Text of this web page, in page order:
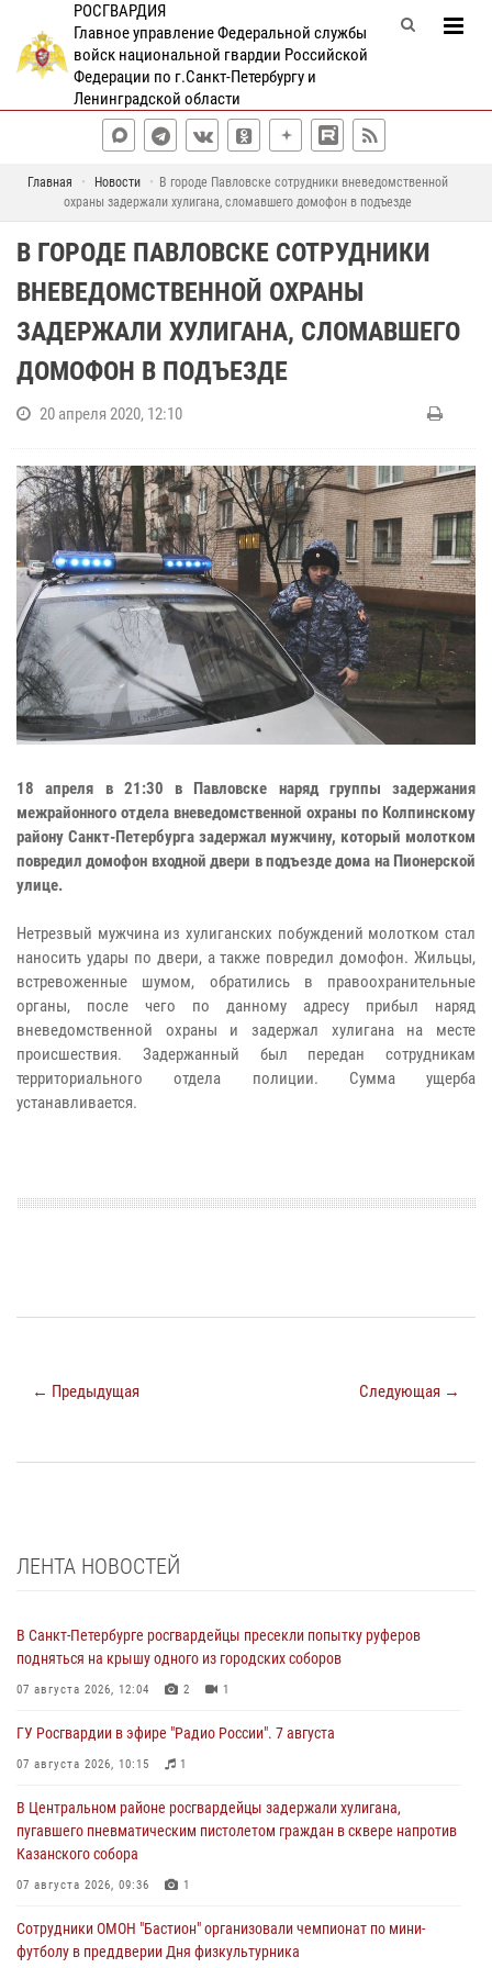
РОСГВАРДИЯ
Главное управление Федеральной службы
войск национальной гвардии Российской
Федерации по г.Санкт-Петербургу и
Ленинградской области
Главная Новости
В городе Павловске сотрудники вневедомственной
охраны задержали хулигана, сломавшего домофон в подъезде
В ГОРОДЕ ПАВЛОВСКЕ СОТРУДНИКИ
ВНЕВЕДОМСТВЕННОЙ ОХРАНЫ
ЗАДЕРЖАЛИ ХУЛИГАНА, СЛОМАВШЕГО
ДОМОФОН В ПОДЪЕЗДЕ
20 апреля 2020, 12:10
18 апреля в 21:30 в Павловске наряд группы задержания
межрайонного отдела вневедомственной охраны по Колпинскому
району Санкт-Петербурга задержал мужчину, который молотком
повредил домофон входной двери в подъезде дома на Пионерской
улице.
Нетрезвый мужчина из хулиганских побуждений молотком стал
наносить удары по двери, а также повредил домофон. Жильцы,
встревоженные шумом, обратились в правоохранительные
органы, после чего по данному адресу прибыл наряд
вневедомственной охраны и задержал хулигана на месте
происшествия. Задержанный был передан сотрудникам
территориального отдела полиции. Сумма ущерба
устанавливается.
← Предыдущая Следующая →
ЛЕНТА НОВОСТЕЙ
В Санкт-Петербурге росгвардейцы пресекли попытку руферов
подняться на крышу одного из городских соборов
07 августа 2026, 12:04 2 1
ГУ Росгвардии в эфире "Радио России". 7 августа
07 августа 2026, 10:15 1
В Центральном районе росгвардейцы задержали хулигана,
пугавшего пневматическим пистолетом граждан в сквере напротив
Казанского собора
07 августа 2026, 09:36 1
Сотрудники ОМОН "Бастион" организовали чемпионат по мини-
футболу в преддверии Дня физкультурника